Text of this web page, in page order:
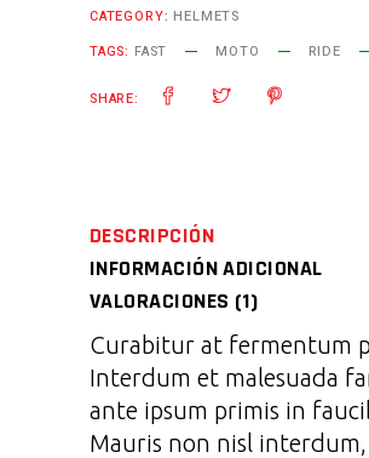
CATEGORY: HELMETS
TAGS: FAST MOTO RIDE
SHARE:
DESCRIPCIÓN
INFORMACIÓN ADICIONAL
VALORACIONES (1)
Curabitur at fermentum
Interdum et malesuada
ante ipsum primis in
Mauris non nisl